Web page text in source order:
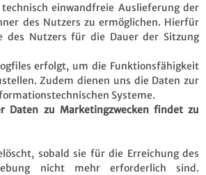
einwandfreie Auslieferung der
des Nutzers zu ermöglichen. Hierfür
des Nutzers für die Dauer der Sitzung
erfolgt, um die Funktionsfähigkeit
Zudem dienen uns die Daten zur
Systeme.
Daten zu Marketingzwecken findet zu
sobald sie für die Erreichung des
nicht mehr erforderlich sind.